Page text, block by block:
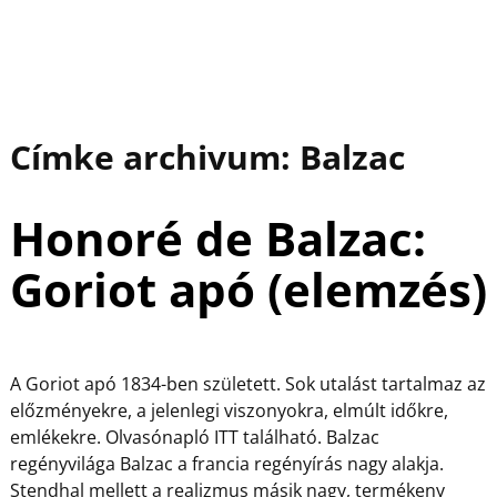
Címke archivum: Balzac
Honoré de Balzac:
Goriot apó (elemzés)
A Goriot apó 1834-ben született. Sok utalást tartalmaz az
előzményekre, a jelenlegi viszonyokra, elmúlt időkre,
emlékekre. Olvasónapló ITT található. Balzac
regényvilága Balzac a francia regényírás nagy alakja.
Stendhal mellett a realizmus másik nagy, termékeny